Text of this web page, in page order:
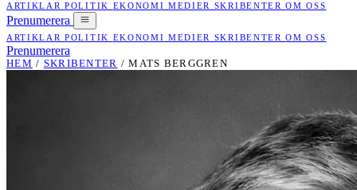
ARTIKLARPOLITIK EKONOMIMEDIER SKRIBENTEROM OSS
Prenumerera
ARTIKLARPOLITIK EKONOMIMEDIER SKRIBENTEROM OSS
Prenumerera
HEM / SKRIBENTER / MATS BERGGREN